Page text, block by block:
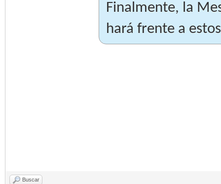
Finalmente, la
hará frente a
Buscar